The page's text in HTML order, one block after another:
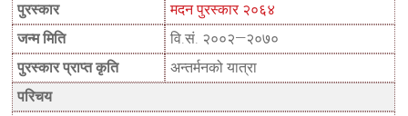
पुरस्कार
मदन पुरस्कार २०६४
जन्म मिति
वि.सं. २००२—२०७०
पुरस्कार प्राप्त कृति
अन्तर्मनको यात्रा
परिचय